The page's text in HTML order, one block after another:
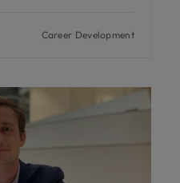
Career Development